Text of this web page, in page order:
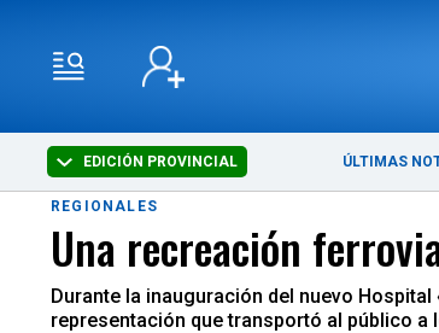
EDICIÓN PROVINCIAL ÚLTIMAS
REGIONALES
Una recreación
Durante la inauguración del nuevo
representación que transportó al público a